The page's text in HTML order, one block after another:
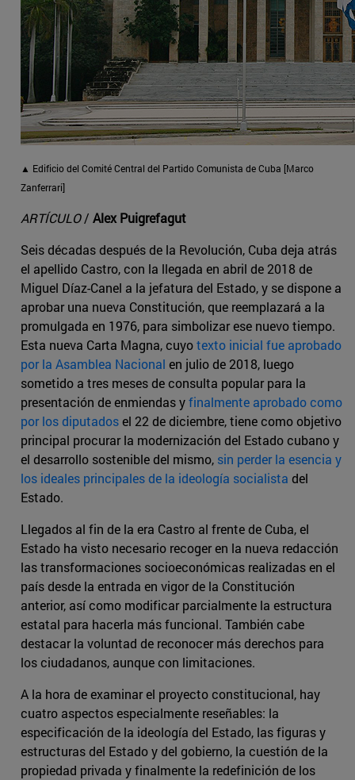
▲ Edificio del Comité Central del Partido Comunista de Cuba [Marco
Zanferrari]
ARTÍCULO/ Alex Puigrefagut
Seis décadas después de la Revolución, Cuba deja atrás
el apellido Castro, con la llegada en abril de 2018 de
Miguel Díaz-Canel a la jefatura del Estado, y se dispone a
aprobar una nueva Constitución, que reemplazará a la
promulgada en 1976, para simbolizar ese nuevo tiempo.
Esta nueva Carta Magna, cuyotexto inicial fue aprobado
por la Asamblea Nacional en julio de 2018, luego
sometido a tres meses de consulta popular para la
presentación de enmiendas yfinalmente aprobado como
por los diputadosel 22 de diciembre, tiene como objetivo
principal procurar la modernización del Estado cubano y
el desarrollo sostenible del mismo, sin perder la esencia y
los ideales principales de la ideología socialista del
Estado.
Llegados al fin de la era Castro al frente de Cuba, el
Estado ha visto necesario recoger en la nueva redacción
las transformaciones socioeconómicas realizadas en el
país desde la entrada en vigor de la Constitución
anterior, así como modificar parcialmente la estructura
estatal para hacerla más funcional. También cabe
destacar la voluntad de reconocer más derechos para
los ciudadanos, aunque con limitaciones.
A la hora de examinar el proyecto constitucional, hay
cuatro aspectos especialmente reseñables: la
especificación de la ideología del Estado, las figuras y
estructuras del Estado y del gobierno, la cuestión de la
propiedad privada y finalmente la redefinición de los